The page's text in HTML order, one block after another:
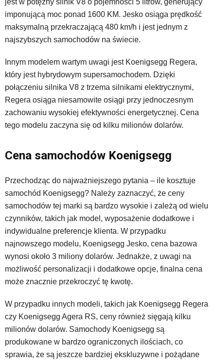
imponującą moc ponad 1600 KM. Jesko osiąga prędkość
maksymalną przekraczającą 480 km/h i jest jednym z
najszybszych samochodów na świecie.
Innym modelem wartym uwagi jest Koenigsegg Regera,
który jest hybrydowym supersamochodem. Dzięki
połączeniu silnika V8 z trzema silnikami elektrycznymi,
Regera osiąga niesamowite osiągi przy jednoczesnym
zachowaniu wysokiej efektywności energetycznej. Cena
tego modelu zaczyna się od kilku milionów dolarów.
Cena samochodów Koenigsegg
Przechodząc do najważniejszego pytania – ile kosztuje
samochód Koenigsegg? Należy zaznaczyć, że ceny
samochodów tej marki są bardzo wysokie i zależą od wielu
czynników, takich jak model, wyposażenie dodatkowe i
indywidualne preferencje klienta. W przypadku
najnowszego modelu, Koenigsegg Jesko, cena bazowa
wynosi około 3 miliony dolarów. Jednakże, z uwagi na
możliwość personalizacji i dodatkowe opcje, finalna cena
może znacznie przekroczyć tę kwotę.
W przypadku innych modeli, takich jak Koenigsegg Regera
czy Koenigsegg Agera RS, ceny również sięgają kilku
milionów dolarów. Samochody Koenigsegg są
produkowane w bardzo ograniczonych ilościach, co
sprawia, że są jeszcze bardziej ekskluzywne i pożądane